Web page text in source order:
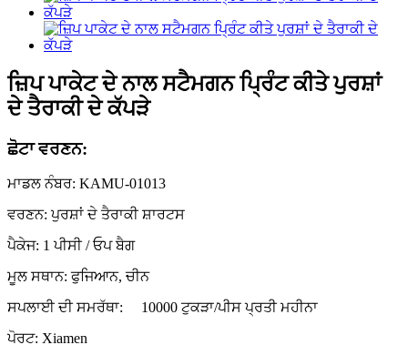
ਜ਼ਿਪ ਪਾਕੇਟ ਦੇ ਨਾਲ ਸਟੈਮਗਨ ਪ੍ਰਿੰਟ ਕੀਤੇ ਪੁਰਸ਼ਾਂ
ਦੇ ਤੈਰਾਕੀ ਦੇ ਕੱਪੜੇ
ਛੋਟਾ ਵਰਣਨ:
ਮਾਡਲ ਨੰਬਰ: KAMU-01013
ਵਰਣਨ: ਪੁਰਸ਼ਾਂ ਦੇ ਤੈਰਾਕੀ ਸ਼ਾਰਟਸ
ਪੈਕੇਜ: 1 ਪੀਸੀ / ਓਪ ਬੈਗ
ਮੂਲ ਸਥਾਨ: ਫੁਜਿਆਨ, ਚੀਨ
ਸਪਲਾਈ ਦੀ ਸਮਰੱਥਾ:
10000 ਟੁਕੜਾ/ਪੀਸ ਪ੍ਰਤੀ ਮਹੀਨਾ
ਪੋਰਟ: Xiamen